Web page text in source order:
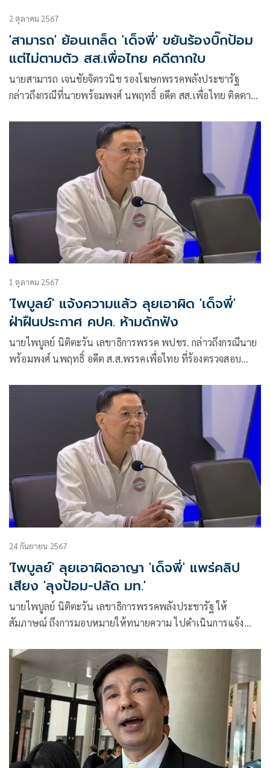
2 ตุลาคม 2567
'สามารถ' ย้อนเกล็ด 'เด็จพี่' ขยันร้องบิ๊กป้อม
แต่ไม่ตามตัว สส.เพื่อไทย คดีตากใบ
นายสามารถ เจนชัยจิตรวนิช รองโฆษกพรรคพลังประชารัฐ
กล่าวถึงกรณีที่นายพร้อมพงศ์ นพฤทธิ์ อดีต สส.เพื่อไทย ติดตาม
ในฐานะหัวหน้าพรรคพลังประชารัฐ
1 ตุลาคม 2567
'ไพบูลย์' แจ้งความแล้ว ลุยเอาผิด 'เด็จพี่'
ฝ่าฝืนประกาศ คปค. ห้ามดักฟัง
นายไพบูลย์ นิติตะวัน เลขาธิการพรรค พปชร. กล่าวถึงกรณีนาย
พร้อมพงศ์ นพฤทธิ์ อดีต ส.ส.พรรคเพื่อไทย ที่ร้องตรวจสอบ
ข้อมูลส่วนตัวว่า ตนเกรงว่านายพร้อมพงศ์ จะไม่มีความรู้ด้าน
24 กันยายน 2567
'ไพบูลย์' ลุยเอาผิดอาญา 'เด็จพี่' แพร่คลิป
เสียง 'ลุงป้อม-ปลัด มท.'
นายไพบูลย์ นิติตะวัน เลขาธิการพรรคพลังประชารัฐ ให้
สัมภาษณ์ ถึงการมอบหมายให้ทนายความ ไปดำเนินการแจ้ง
นายพร้อมพงศ์ นพฤทธิ์ นำคลิปเสียงดักฟังของ